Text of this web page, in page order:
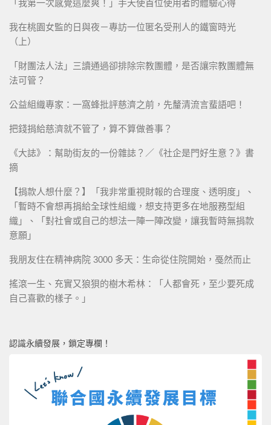
「我第一次感覺這麼爽！」手天使首位使用者的體驗心得
我在桃園女監的日與夜－專訪一位匿名受刑人的鐵窗時光
（上）
「財團法人法」三讀通過卻排除宗教團體，是否讓宗教團體無
法可管？
公益組織專家：一窩蜂批評慈濟之前，先釐清流言蜚語吧！
把錢捐給慈濟就不管了，算不算做善事？
《大誌》：幫助街友的一份雜誌？／《社企是門好生意？》書
摘
【捐款人想什麼？】「我非常重視財報的合理度、透明度」、
「暫時不會想再捐給全球性組織，想支持更多在地服務型組
織」、「對社會或自己的想法一陣一陣改變，讓我暫時無捐款
意願」
我朋友住在精神病院 3000 多天：生命從住院開始，戞然而止
搖滾一生、充實又狼狽的樹木希林：「人都會死，至少要死成
自己喜歡的樣子。」
認識永續發展，鎖定專欄！